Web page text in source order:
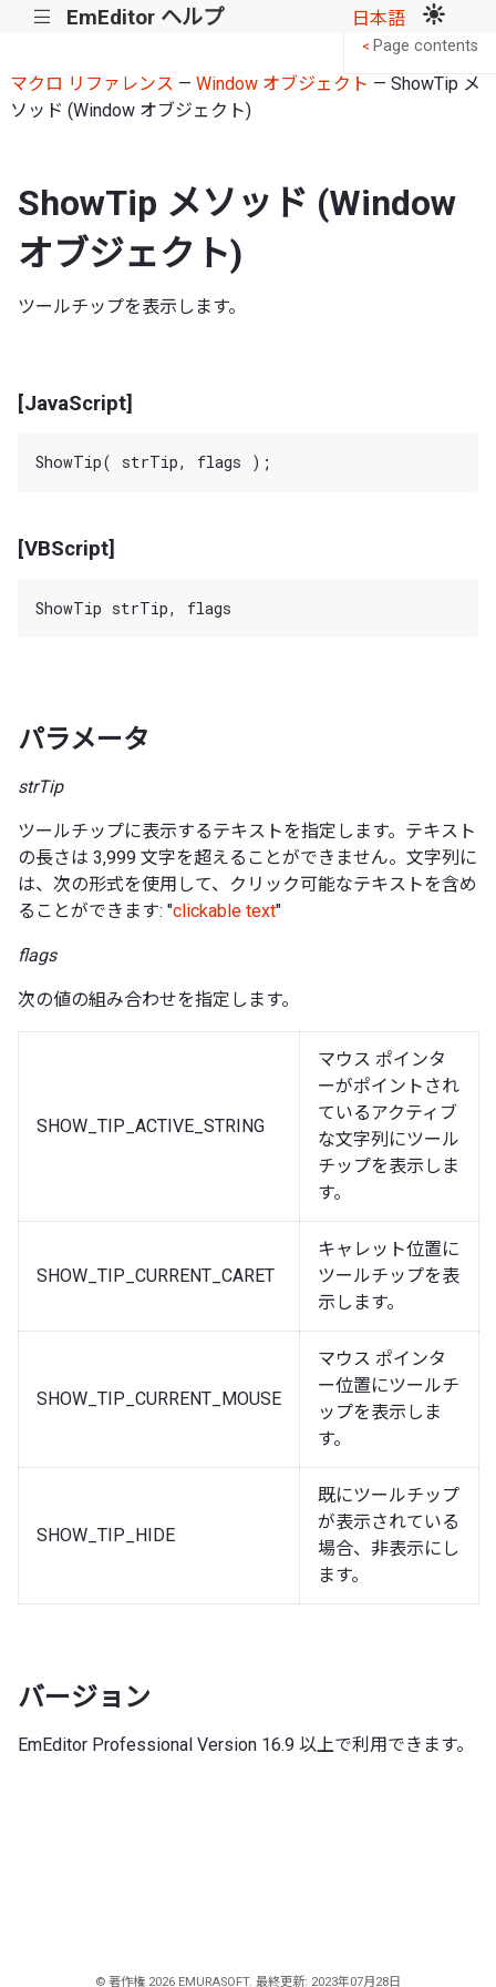
||| EmEditor ヘルプ 日本語
マクロ リファレンス — Window オブジェクト — ShowTip メ
ソッド (Window オブジェクト)
ShowTip メソッド (Window
オブジェクト)
ツールチップを表示します。
[JavaScript]
[VBScript]
パラメータ
strTip
ツールチップに表示するテキストを指定します。テキスト
の長さは 3,999 文字を超えることができません。文字列に
は、次の形式を使用して、クリック可能なテキストを含め
ることができます: "clickable text"
flags
次の値の組み合わせを指定します。
SHOW_TIP_ACTIVE_STRING
マウス ポインタ
ーがポイントされ
ているアクティブ
な文字列にツール
チップを表示しま
す。
SHOW_TIP_CURRENT_CARET
キャレット位置に
ツールチップを表
示します。
SHOW_TIP_CURRENT_MOUSE
マウス ポインタ
ー位置にツールチ
ップを表示しま
す。
SHOW_TIP_HIDE
既にツールチップ
が表示されている
場合、非表示にし
ます。
バージョン
EmEditor Professional Version 16.9 以上で利用できます。
< Page contents
© 著作権 2026 EMURASOFT. 最終更新: 2023年07月28日